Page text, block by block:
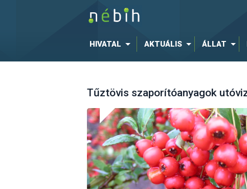
HIVATAL AKTUÁLIS ÁLLAT
Tűztövis szaporítóanyagok